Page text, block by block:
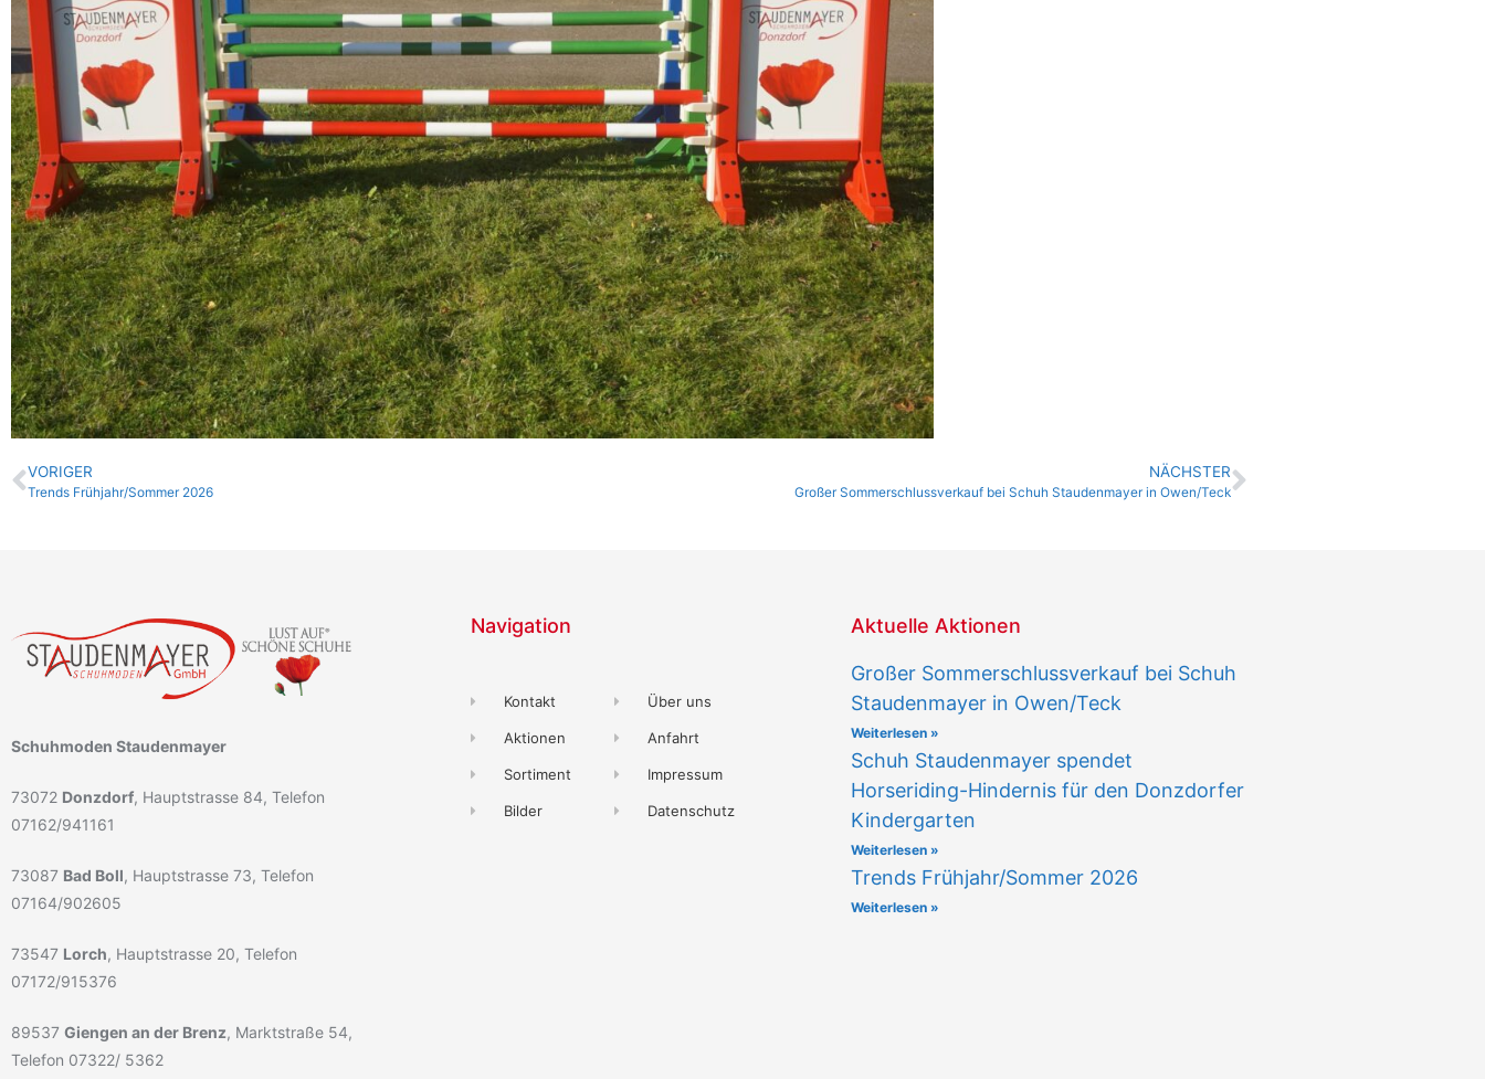
VORIGER
Trends Frühjahr/Sommer 2026
NÄCHSTER
Großer Sommerschlussverkauf bei Schuh Staudenmayer in Owen/Teck
Schuhmoden Staudenmayer
73072 Donzdorf, Hauptstrasse 84, Telefon
07162/941161
73087 Bad Boll, Hauptstrasse 73, Telefon
07164/902605
73547 Lorch, Hauptstrasse 20, Telefon
07172/915376
89537 Giengen an der Brenz, Marktstraße 54,
Telefon 07322/ 5362
Navigation
Kontakt
Aktionen
Sortiment
Bilder
Über uns
Anfahrt
Impressum
Datenschutz
Aktuelle Aktionen
Großer Sommerschlussverkauf bei Schuh
Staudenmayer in Owen/Teck
Weiterlesen »
Schuh Staudenmayer spendet
Horseriding-Hindernis für den Donzdorfer
Kindergarten
Weiterlesen »
Trends Frühjahr/Sommer 2026
Weiterlesen »